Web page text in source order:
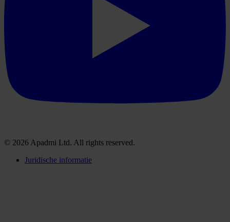
© 2026 Apadmi Ltd. All rights reserved.
Juridische informatie